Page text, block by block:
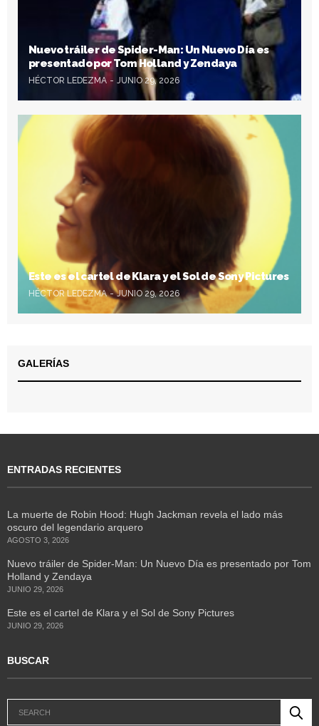
Nuevo tráiler de Spider-Man: Un Nuevo Día es
presentado por Tom Holland y Zendaya
HÉCTOR LEDEZMA JUNIO 29, 2026
Este es el cartel de Klara y el Sol de Sony Pictures
HÉCTOR LEDEZMA JUNIO 29, 2026
GALERÍAS
ENTRADAS RECIENTES
La muerte de Robin Hood: Hugh Jackman revela el lado más
oscuro del legendario arquero
AGOSTO 3, 2026
Nuevo tráiler de Spider-Man: Un Nuevo Día es presentado por Tom
Holland y Zendaya
JUNIO 29, 2026
Este es el cartel de Klara y el Sol de Sony Pictures
JUNIO 29, 2026
BUSCAR